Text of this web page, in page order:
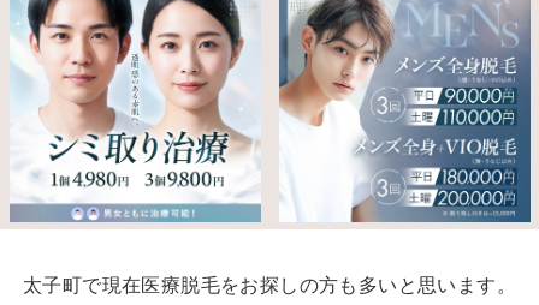
太子町で現在医療脱毛をお探しの方も多いと思います。